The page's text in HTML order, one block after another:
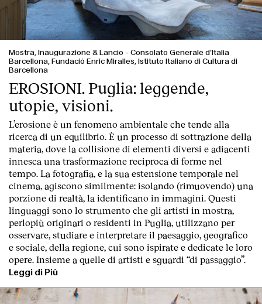
Mostra, Inaugurazione & Lancio - Consolato Generale d’Italia
Barcellona, Fundació Enric Miralles, Istituto Italiano di Cultura di
Barcellona
EROSIONI. Puglia: leggende,
utopie, visioni.
L’erosione è un fenomeno ambientale che tende alla
ricerca di un equilibrio. È un processo di sottrazione della
materia, dove la collisione di elementi diversi e adiacenti
innesca una trasformazione reciproca di forme nel
tempo. La fotografia, e la sua estensione temporale nel
cinema, agiscono similmente: isolando (rimuovendo) una
porzione di realtà, la identificano in immagini. Questi
linguaggi sono lo strumento che gli artisti in mostra,
perlopiù originari o residenti in Puglia, utilizzano per
osservare, studiare e interpretare il paesaggio, geografico
e sociale, della regione, cui sono ispirate e dedicate le loro
opere. Insieme a quelle di artisti e sguardi “di passaggio”.
Leggi di Più